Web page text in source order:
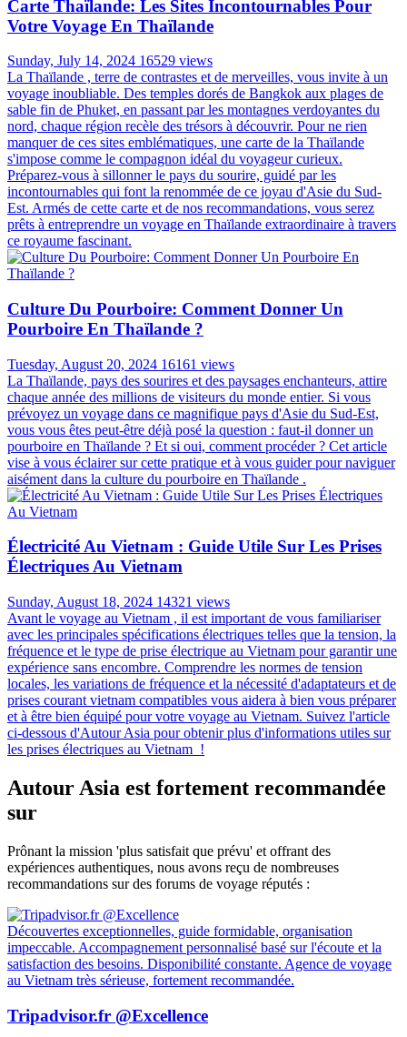
Pour Préparer Votre Voyage
Saturday, August 03, 2024 16952 views
La Thaïlande, avec ses plages de sable fin, ses temples majestueux
et sa cuisine exotique, est une destination de rêve pour de nombreux
voyageurs. Cependant, avant de vous envoler vers ce pays aux mille
sourires, il est essentiel de bien préparer vos bagages. Les règles
concernant les bagages en avion pour la Thaïlande peuvent différer
de celles auxquelles vous êtes habitué, et une bonne préparation
vous évitera bien des tracas à l'aéroport. Découvrons les
réglementations spécifiques concernant le bagage en avion en
Thaïlande dans le guide complet ci-dessous !
Carte Thaïlande: Les Sites Incontournables Pour
Sunday, July 14, 2024 16529 views
La Thaïlande , terre de contrastes et de merveilles, vous invite à un
voyage inoubliable. Des temples dorés de Bangkok aux plages de
sable fin de Phuket, en passant par les montagnes verdoyantes du
nord, chaque région recèle des trésors à découvrir. Pour ne rien
manquer de ces sites emblématiques, une carte de la Thaïlande
s'impose comme le compagnon idéal du voyageur curieux.
Préparez-vous à sillonner le pays du sourire, guidé par les
incontournables qui font la renommée de ce joyau d'Asie du Sud-
Est. Armés de cette carte et de nos recommandations, vous serez
prêts à entreprendre un voyage en Thaïlande extraordinaire à travers
ce royaume fascinant.
Culture Du Pourboire: Comment Donner Un
Tuesday, August 20, 2024 16161 views
La Thaïlande, pays des sourires et des paysages enchanteurs, attire
chaque année des millions de visiteurs du monde entier. Si vous
prévoyez un voyage dans ce magnifique pays d'Asie du Sud-Est,
vous vous êtes peut-être déjà posé la question : faut-il donner un
pourboire en Thaïlande ? Et si oui, comment procéder ? Cet article
vise à vous éclairer sur cette pratique et à vous guider pour naviguer
aisément dans la culture du pourboire en Thaïlande .
Électricité Au Vietnam : Guide Utile Sur Les Prises
Sunday, August 18, 2024 14321 views
Avant le voyage au Vietnam , il est important de vous familiariser
avec les principales spécifications électriques telles que la tension, la
fréquence et le type de prise électrique au Vietnam pour garantir une
expérience sans encombre. Comprendre les normes de tension
locales, les variations de fréquence et la nécessité d'adaptateurs et de
prises courant vietnam compatibles vous aidera à bien vous préparer
et à être bien équipé pour votre voyage au Vietnam. Suivez l'article
les prises électriques au Vietnam !